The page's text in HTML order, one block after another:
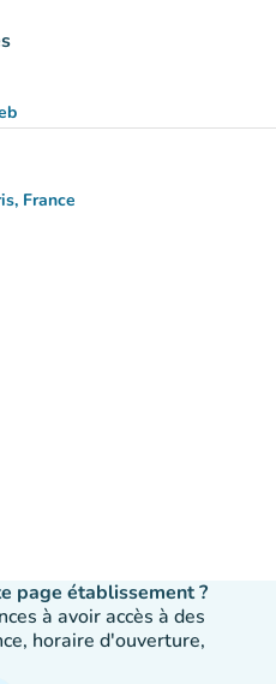
FranceMaps)
page établissement ?
à avoir accès à des
horaire d'ouverture,